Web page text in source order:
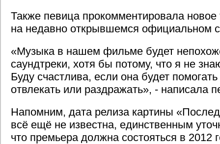
Также певица прокомментировала новое
на недавно открывшемся официальном
«Музыка в нашем фильме будет
саундтреки, хотя бы потому, что я не
Буду счастлива, если она будет
отвлекать или раздражать», - написала
Напомним, дата релиза картины
всё ещё не известна, единственным
что премьера должна состояться в 2012